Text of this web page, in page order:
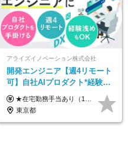
アライズイノベーション株式会社
開発エンジニア【週4リモート
可】自社AIプロダクト*経験浅
めOK*実働7.15h*業界シェア
TOPクラス
★在宅勤務手当あり（1日あたり500円） ★交通費は一律で支給します 年俸制：360万円〜800万円（12分割し、月々30万円～66.6万円を支給） ※経験・スキルを考慮して決定いたします。 ※上記金額には固定残業代（40時間分/7.5万円～16.6万円）を含みます。超過分は全額支給します。
東京都